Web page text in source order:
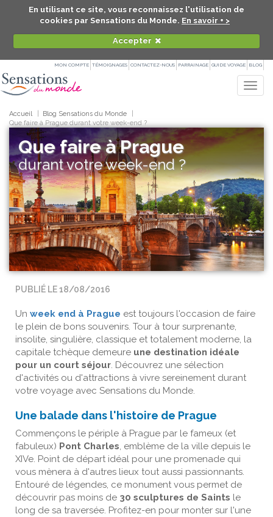
En utilisant ce site, vous reconnaissez l'utilisation de
cookies par Sensations du Monde. En savoir + >
Accepter
MON COMPTE TÉMOIGNAGES CONTACTEZ-NOUS PARRAINAGE GUIDE VOYAGE BLOG
Accueil
Blog Sensations du Monde
Que faire à Prague durant votre week-end ?
Que faire à Prague
durant votre week-end ?
PUBLIÉ LE 18/08/2016
Un week end à Prague est toujours l'occasion de faire
le plein de bons souvenirs. Tour à tour surprenante,
insolite, singulière, classique et totalement moderne, la
capitale tchèque demeure une destination idéale
pour un court séjour. Découvrez une sélection
d'activités ou d'attractions à vivre sereinement durant
votre voyage avec Sensations du Monde.
Une balade dans l'histoire de Prague
Commençons le périple à Prague par le fameux (et
fabuleux) Pont Charles, emblème de la ville depuis le
XIVe. Point de départ idéal pour une promenade qui
vous mènera à d'autres lieux tout aussi passionnants.
Entouré de légendes, ce monument vous permet de
découvrir pas moins de 30 sculptures de Saints le
long de sa traversée. Profitez-en pour monter sur l'une